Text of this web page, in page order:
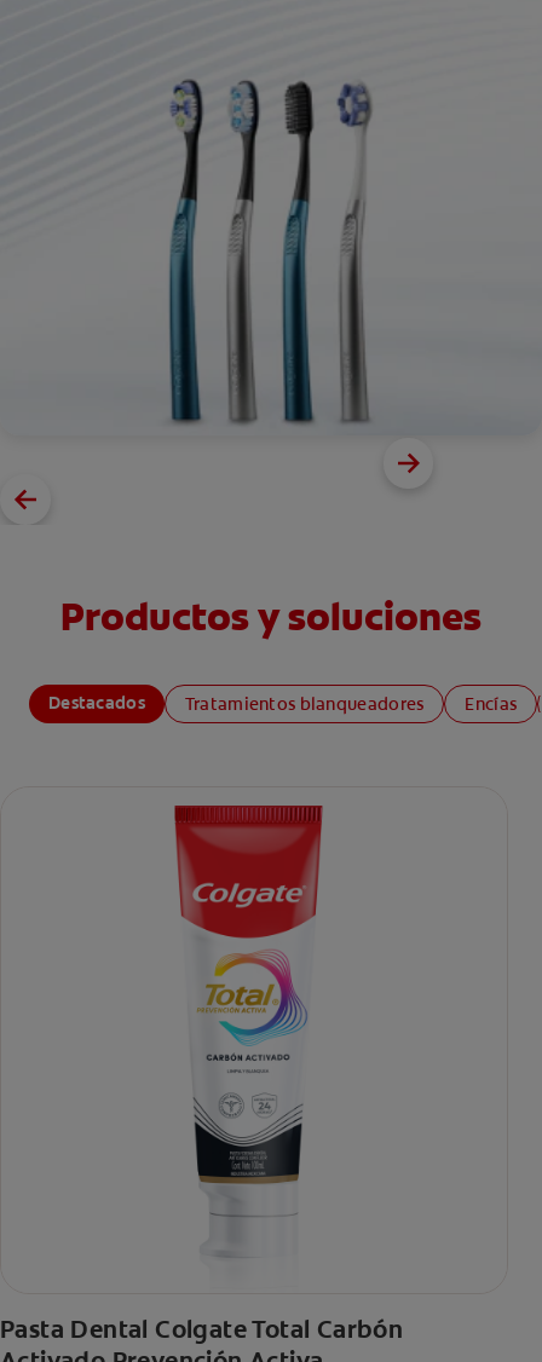
Productos y soluciones
Destacados Tratamientos blanqueadores Encías
Pasta Dental Colgate Total Carbón